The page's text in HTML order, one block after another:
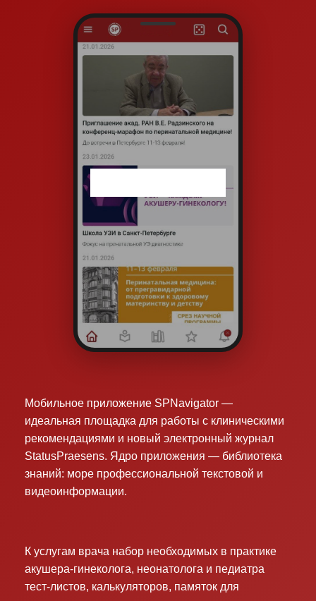
Мобильное приложение SPNavigator —
идеальная площадка для работы с клиническими
рекомендациями и новый электронный журнал
StatusPraesens. Ядро приложения — библиотека
знаний: море профессиональной текстовой и
видеоинформации.
К услугам врача набор необходимых в практике
акушера-гинеколога, неонатолога и педиатра
тест-листов, калькуляторов, памяток для